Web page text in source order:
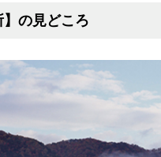
】の見どころ